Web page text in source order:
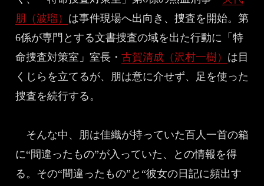
朋（波瑠） は事件現場へ出向き、捜査を開始。第
6係が専門とする文書捜査の域を出た行動に「特
命捜査対策室」室長・ 古賀清成（沢村一樹） は目
くじらを立てるが、朋は意に介せず、足を使った
捜査を続行する。
そんな中、朋は佳織が持っていた百人一首の箱
に“間違ったもの”が入っていた、との情報を得
る。その“間違ったもの”と“彼女の日記に頻出す